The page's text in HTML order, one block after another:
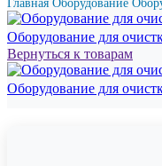
Главная Оборудование
Оборудование для
Вернуться к товарам
Оборудование для